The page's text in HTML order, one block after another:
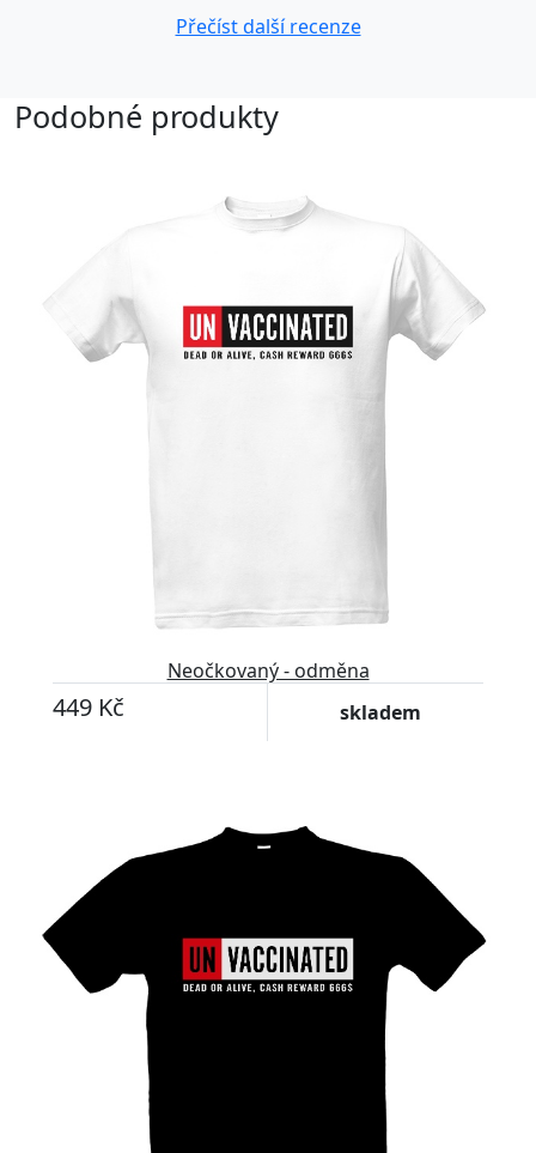
Přečíst další recenze
Podobné produkty
Neočkovaný - odměna
449 Kč skladem